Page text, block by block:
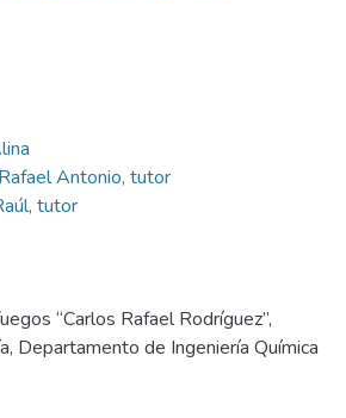
Antonio, tutor
tutor
“Carlos Rafael Rodríguez”,
Departamento de Ingeniería Química